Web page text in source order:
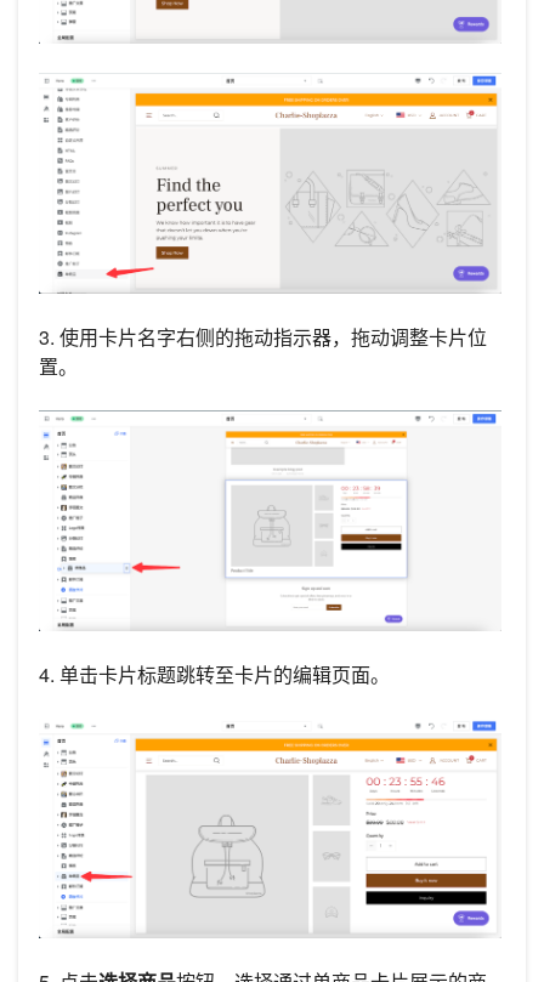
3. 使用卡片名字右侧的拖动指示器，拖动调整卡片位
置。
4. 单击卡片标题跳转至卡片的编辑页面。